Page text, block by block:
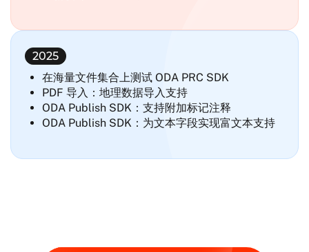
2025
在海量文件集合上测试 ODA PRC SDK
PDF 导入：地理数据导入支持
ODA Publish SDK：支持附加标记注释
ODA Publish SDK：为文本字段实现富文本支持